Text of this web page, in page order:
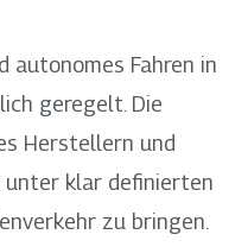
autonomes Fahren in
geregelt. Die
Herstellern und
unter klar definierten
zu bringen.